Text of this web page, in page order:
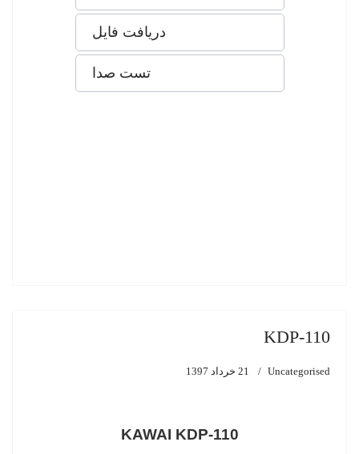
دریافت فایل
تست صدا
KDP-110
Uncategorised 21 خرداد 1397
KAWAI KDP-110